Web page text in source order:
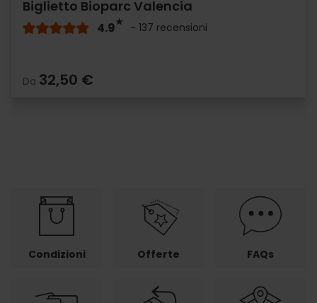
Biglietto Bioparc Valencia
4.9 - 137 recensioni
Da 32,50 €
Condizioni Offerte FAQs